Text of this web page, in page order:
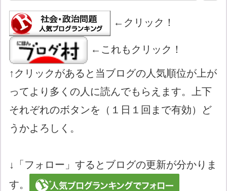
←クリック！
←これもクリック！
↑クリックがあると当ブログの人気順位が上が
ってより多くの人に読んでもらえます。上下
それぞれのボタンを（１日１回まで有効）ど
うかよろしく。
↓「フォロー」するとブログの更新が分かりま
す。